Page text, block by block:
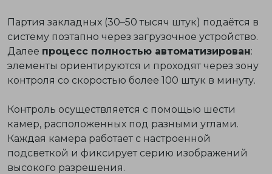
Партия закладных (30–50 тысяч штук) подаётся в
систему поэтапно через загрузочное устройство.
Далее процесс полностью автоматизирован:
элементы ориентируются и проходят через зону
контроля со скоростью более 100 штук в минуту.
Контроль осуществляется с помощью шести
камер, расположенных под разными углами.
Каждая камера работает с настроенной
подсветкой и фиксирует серию изображений
высокого разрешения.